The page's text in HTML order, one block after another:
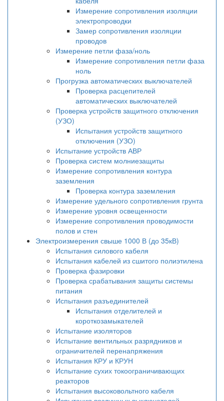
Измерение сопротивления изоляции
электропроводки
Замер сопротивления изоляции
проводов
Измерение петли фаза/ноль
Измерение сопротивления петли фаза
ноль
Прогрузка автоматических выключателей
Проверка расцепителей
автоматических выключателей
Проверка устройств защитного отключения
(УЗО)
Испытания устройств защитного
отключения (УЗО)
Испытание устройств АВР
Проверка систем молниезащиты
Измерение сопротивления контура
заземления
Проверка контура заземления
Измерение удельного сопротивления грунта
Измерение уровня освещенности
Измерение сопротивления проводимости
полов и стен
Электроизмерения свыше 1000 В (до 35кВ)
Испытания силового кабеля
Испытания кабелей из сшитого полиэтилена
Проверка фазировки
Проверка срабатывания защиты системы
питания
Испытания разъединителей
Испытания отделителей и
короткозамыкателей
Испытание изоляторов
Испытание вентильных разрядников и
ограничителей перенапряжения
Испытания КРУ и КРУН
Испытание сухих токоограничивающих
реакторов
Испытания высоковольтного кабеля